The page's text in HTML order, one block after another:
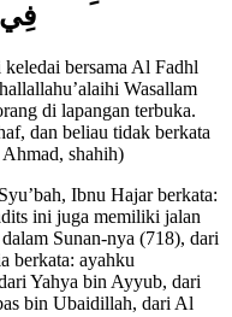
فِي
bersama Al Fadhl
Wasallam
di lapangan terbuka.
dan beliau tidak berkata
Ibnu Hajar berkata:
ini juga memiliki jalan
Sunan-nya (718), dari
berkata: ayahku
Yahya bin Ayyub, dari